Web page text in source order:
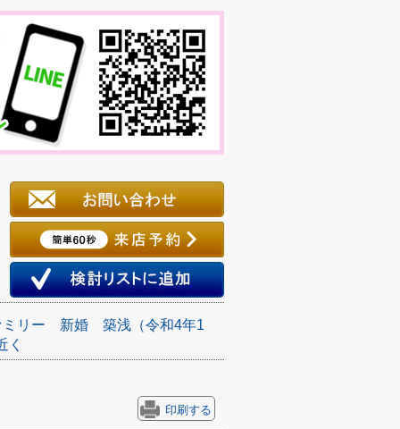
リー 新婚
築浅（令和4年1
く
印刷する